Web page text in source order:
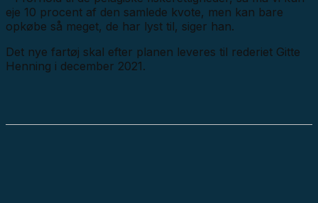
eje 10 procent af den samlede kvote, men kan bare
opkøbe så meget, de har lyst til, siger han.
Det nye fartøj skal efter planen leveres til rederiet Gitte
Henning i december 2021.